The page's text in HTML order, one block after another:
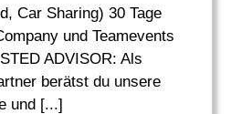
Car Sharing) 30 Tage
und Teamevents
ADVISOR: Als
berätst du unsere
und [...]